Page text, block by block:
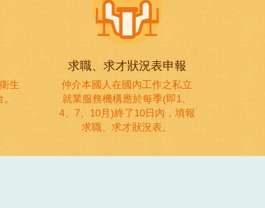
生
求職、求才狀況表申報
仲介本國人在國內工作之私立
就業服務機構應於每季(即1、
4、7、10月)終了10日內，填報
求職、求才狀況表。